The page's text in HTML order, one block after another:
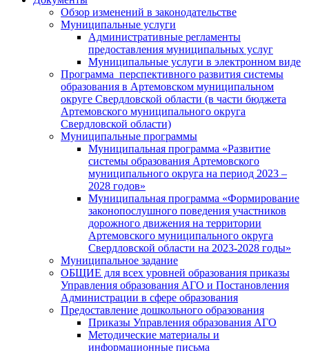
Обзор изменений в законодательстве
Муниципальные услуги
Административные регламенты
предоставления муниципальных услуг
Муниципальные услуги в электронном виде
Программа перспективного развития системы
образования в Артемовском муниципальном
округе Свердловской области (в части бюджета
Артемовского муниципального округа
Свердловской области)
Муниципальные программы
Муниципальная программа «Развитие
системы образования Артемовского
муниципального округа на период 2023 –
2028 годов»
Муниципальная программа «Формирование
законопослушного поведения участников
дорожного движения на территории
Артемовского муниципального округа
Свердловской области на 2023-2028 годы»
Муниципальное задание
ОБЩИЕ для всех уровней образования приказы
Управления образования АГО и Постановления
Администрации в сфере образования
Предоставление дошкольного образования
Приказы Управления образования АГО
Методические материалы и
информационные письма